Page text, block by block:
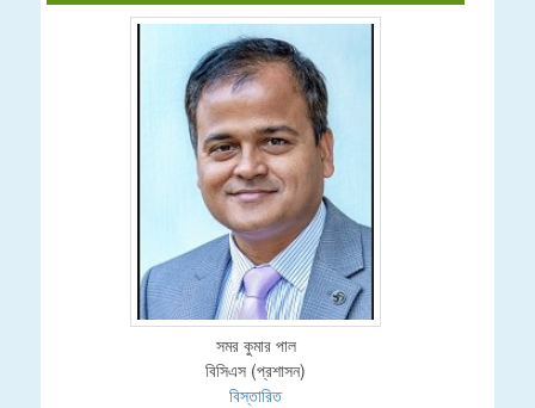
সমর কুমার পাল
বিসিএস (প্রশাসন)
বিস্তারিত